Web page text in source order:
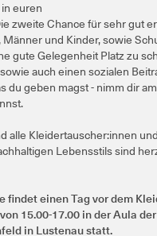
euren
zweite Chance für sehr gut
und Kinder, sowie
gute Gelegenheit Platz zu
auch einen sozialen
du geben magst - nimm dir
alle Kleidertauscher:innen und
Lebensstils sind
findet einen Tag vor dem
15.00-17.00 in der Aula der
in Lustenau statt.